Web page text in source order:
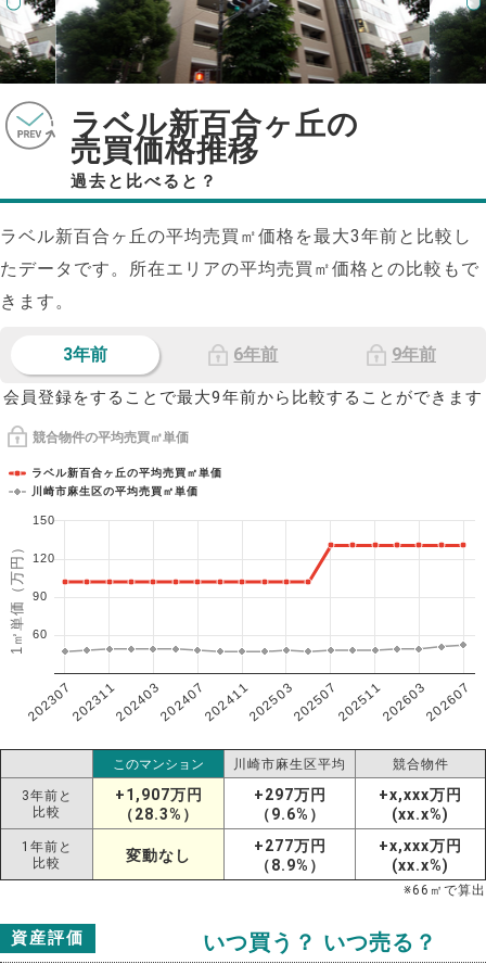
ラベル新百合ヶ丘の
売買価格推移
過去と比べると？
ラベル新百合ヶ丘の平均売買㎡価格を最大3年前と比較し
たデータです。所在エリアの平均売買㎡価格との比較もで
きます。
3年前 6年前 9年前
会員登録をすることで最大9年前から比較することができます
競合物件の平均売買㎡単価
1㎡単価（万円）
ラベル新百合ヶ丘の平均売買㎡単価
川崎市麻生区の平均売買㎡単価
202307202311202403202407202411202503202507202511202603202607
60
90
120
150
このマンション 川崎市麻生区平均 競合物件
3年前と
比較
+1,907万円
（28.3%）
+297万円
（9.6%）
+x,xxx万円
(xx.x%)
1年前と
比較
変動なし
+277万円
（8.9%）
+x,xxx万円
(xx.x%)
※66 ㎡で算出
資産評価 いつ買う？ いつ売る？